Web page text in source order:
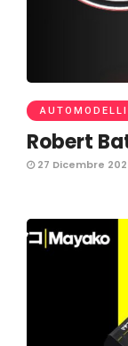
AUTOMODELLI
Robert
27 Dicembre